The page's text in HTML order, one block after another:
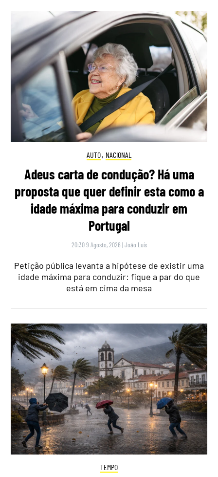
AUTO, NACIONAL
Adeus carta de condução? Há uma
proposta que quer definir esta como a
idade máxima para conduzir em
Portugal
20:30 9 Agosto, 2026 |João Luís
Petição pública levanta a hipótese de existir uma
idade máxima para conduzir: fique a par do que
está em cima da mesa
TEMPO